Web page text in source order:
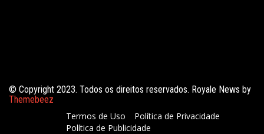
© Copyright 2023. Todos os direitos reservados. Royale News by
Themebeez
Termos de Uso
Política de Privacidade
Política de Publicidade